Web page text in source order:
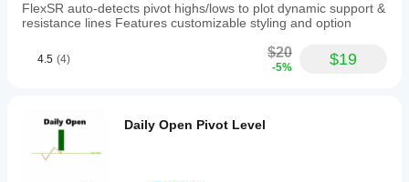
FlexSR auto‑detects pivot highs/lows to plot dynamic support &
resistance lines Features customizable styling and option
4.5 (4) $20
-5% $19
Daily Open Pivot Level